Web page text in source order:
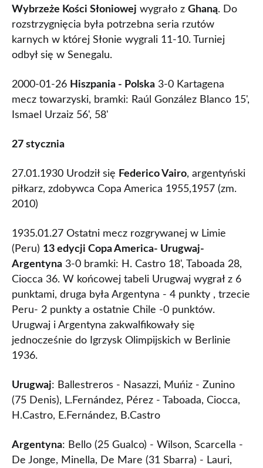
Wybrzeże Kości Słoniowej wygrało z Ghaną. Do
rozstrzygnięcia była potrzebna seria rzutów
karnych w której Słonie wygrali 11-10. Turniej
odbył się w Senegalu.
2000-01-26 Hiszpania - Polska 3-0 Kartagena
mecz towarzyski, bramki: Raúl González Blanco 15',
Ismael Urzaiz 56', 58'
27 stycznia
27.01.1930 Urodził się Federico Vairo, argentyński
piłkarz, zdobywca Copa America 1955,1957 (zm.
2010)
1935.01.27 Ostatni mecz rozgrywanej w Limie
(Peru) 13 edycji Copa America- Urugwaj-
Argentyna 3-0 bramki: H. Castro 18', Taboada 28,
Ciocca 36. W końcowej tabeli Urugwaj wygrał z 6
punktami, druga była Argentyna - 4 punkty , trzecie
Peru- 2 punkty a ostatnie Chile -0 punktów.
Urugwaj i Argentyna zakwalfikowały się
jednocześnie do Igrzysk Olimpijskich w Berlinie
1936.
Urugwaj: Ballestreros - Nasazzi, Muńiz - Zunino
(75 Denis), L.Fernández, Pérez - Taboada, Ciocca,
H.Castro, E.Fernández, B.Castro
Argentyna: Bello (25 Gualco) - Wilson, Scarcella -
De Jonge, Minella, De Mare (31 Sbarra) - Lauri,